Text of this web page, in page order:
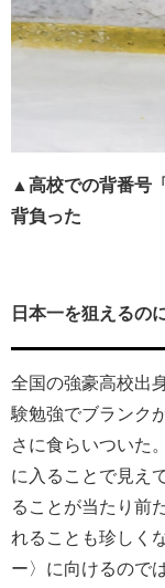
▲高校での背番号
背負った
日本一を狙えるの
全国の強豪高校出
験勉強でブランク
さに食らいついた
に入ることで見え
ることが当たり前
れることも珍しく
ー〉に向けるので